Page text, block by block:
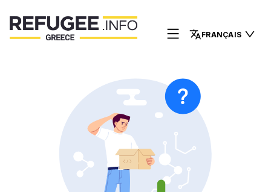
FRANÇAIS